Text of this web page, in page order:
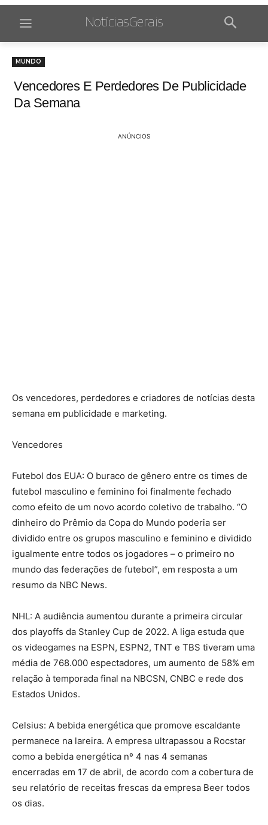
NotíciasGerais
MUNDO
Vencedores E Perdedores De Publicidade
Da Semana
ANÚNCIOS
Os vencedores, perdedores e criadores de notícias desta
semana em publicidade e marketing.
Vencedores
Futebol dos EUA: O buraco de gênero entre os times de
futebol masculino e feminino foi finalmente fechado
como efeito de um novo acordo coletivo de trabalho. “O
dinheiro do Prêmio da Copa do Mundo poderia ser
dividido entre os grupos masculino e feminino e dividido
igualmente entre todos os jogadores – o primeiro no
mundo das federações de futebol”, em resposta a um
resumo da NBC News.
NHL: A audiência aumentou durante a primeira circular
dos playoffs da Stanley Cup de 2022. A liga estuda que
os videogames na ESPN, ESPN2, TNT e TBS tiveram uma
média de 768.000 espectadores, um aumento de 58% em
relação à temporada final na NBCSN, CNBC e rede dos
Estados Unidos.
Celsius: A bebida energética que promove escaldante
permanece na lareira. A empresa ultrapassou a Rocstar
como a bebida energética nº 4 nas 4 semanas
encerradas em 17 de abril, de acordo com a cobertura de
seu relatório de receitas frescas da empresa Beer todos
os dias.